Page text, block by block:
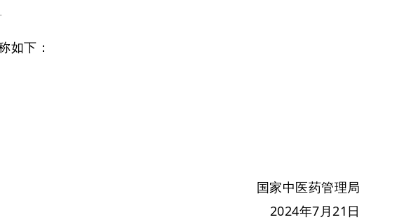
如下：
国家中医药管理局
2024年7月21日